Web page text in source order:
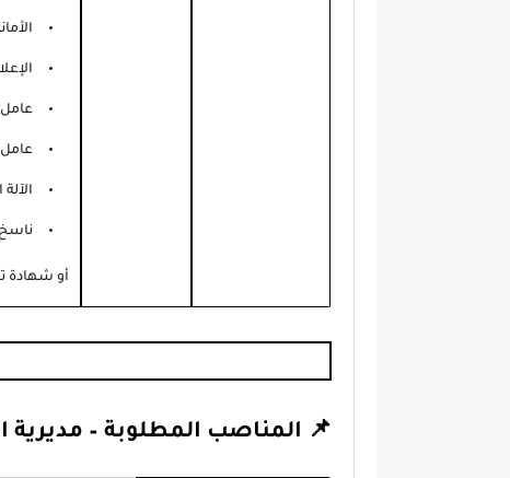
عامل
عامل
الآلة
أو شهادة تكوين
📌 المناصب المطلوبة – مديرية